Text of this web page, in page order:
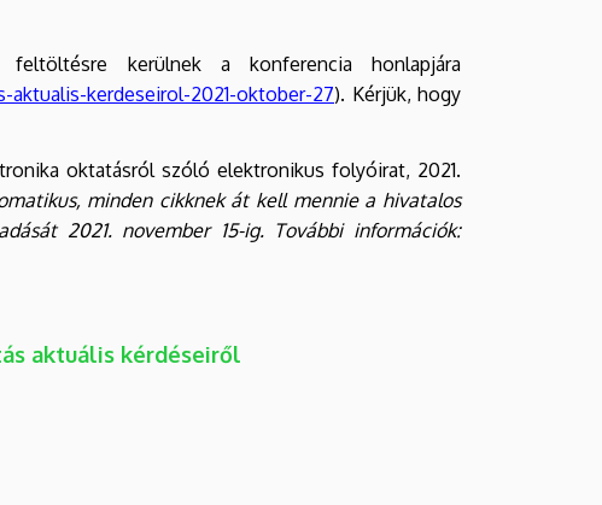
kerülnek a konferencia honlapjára
kerdeseirol-2021-oktober-27). Kérjük, hogy
oktatásról szóló elektronikus folyóirat, 2021.
minden cikknek át kell mennie a hivatalos
2021. november 15-ig. További információk:
aktuális kérdéseiről